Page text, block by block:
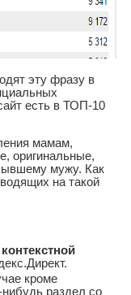
эту фразу в
есть в ТОП-10
мамам,
оригинальные,
мужу. Как
на такой
кроме
раздел со